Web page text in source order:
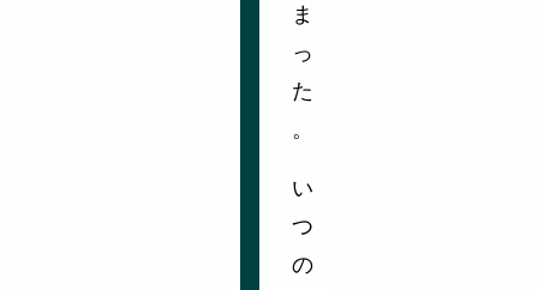
ま
っ
た
。
い
つ
の